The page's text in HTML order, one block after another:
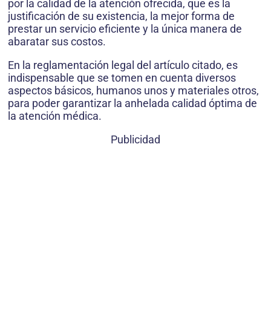
por la calidad de la atención ofrecida, que es la
justificación de su existencia, la mejor forma de
prestar un servicio eficiente y la única manera de
abaratar sus costos.
En la reglamentación legal del artículo citado, es
indispensable que se tomen en cuenta diversos
aspectos básicos, humanos unos y materiales otros,
para poder garantizar la anhelada calidad óptima de
la atención médica.
Publicidad